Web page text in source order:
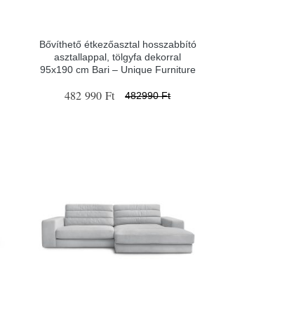
Bővíthető étkezőasztal hosszabbító
asztallappal, tölgyfa dekorral
95x190 cm Bari – Unique Furniture
482 990 Ft 482990 Ft